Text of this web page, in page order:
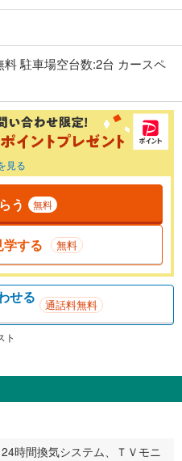
料 駐車場空台数:2台 カースペ
見る
う 無料
する 無料
せる 通話料無料
ト
時間換気システム、ＴＶモニ